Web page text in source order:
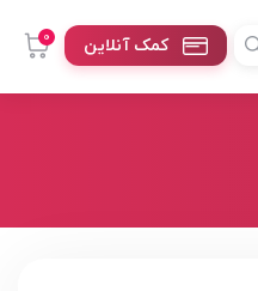
0 کمک آنلاین